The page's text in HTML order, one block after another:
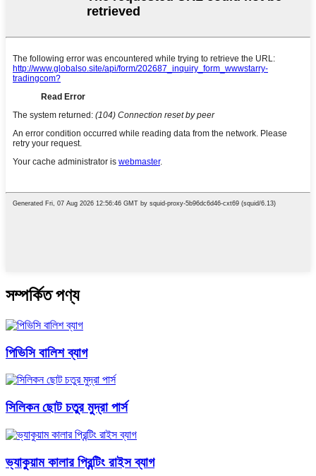
সম্পর্কিত পণ্য
পিভিসি বালিশ ব্যাগ
সিলিকন ছোট চতুর মুদ্রা পার্স
ভ্যাকুয়াম কালার প্রিন্টিং রাইস ব্যাগ